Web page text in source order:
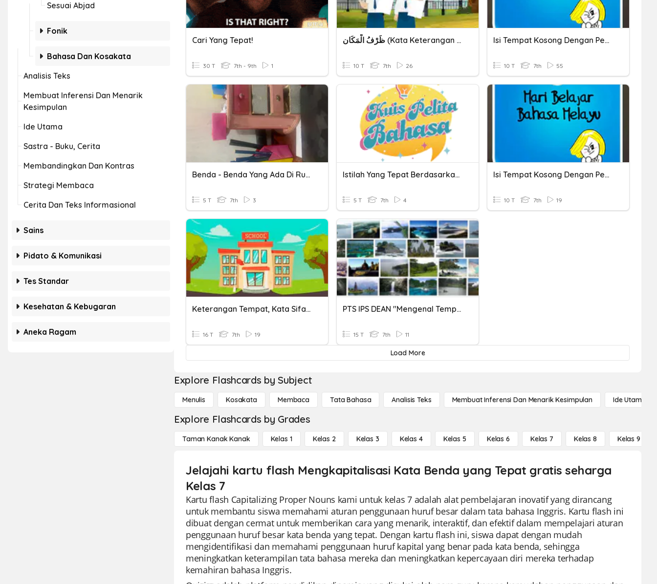
Sesuai Abjad
Fonik
Bahasa Dan Kosakata
Analisis Teks
Membuat Inferensi Dan Menarik
Kesimpulan
Ide Utama
Sastra - Buku, Cerita
Membandingkan Dan Kontras
Strategi Membaca
Cerita Dan Teks Informasional
Sains
Pidato & Komunikasi
Tes Standar
Kesehatan & Kebugaran
Aneka Ragam
Cari Yang Tepat!
30 T 7th - 9th 1
ظَرْفُ الْمَكَان (Kata Keterangan Tempat)
10 T 7th 26
Isi Tempat Kosong Dengan Perkataan Yang Sesuai
10 T 7th 55
Benda - Benda Yang Ada Di Ruang Tamu
5 T 7th 3
Istilah Yang Tepat Berdasarkan Maknanya
5 T 7th 4
Isi Tempat Kosong Dengan Perkataan Yang Sesuai
10 T 7th 19
Keterangan Tempat, Kata Sifat, Alat-Alat Di Sekolah
16 T 7th 19
PTS IPS DEAN "mengenal Tempat Wisata Yang Terkenal Di Indonesia
15 T 7th 11
Load More
Explore Flashcards by Subject
Menulis Kosakata Membaca Tata Bahasa Analisis Teks Membuat Inferensi Dan Menarik Kesimpulan Ide Utama
Explore Flashcards by Grades
Taman Kanak Kanak Kelas 1 Kelas 2 Kelas 3 Kelas 4 Kelas 5 Kelas 6 Kelas 7 Kelas 8 Kelas 9
Jelajahi kartu flash Mengkapitalisasi Kata Benda yang Tepat gratis seharga
Kelas 7
Kartu flash Capitalizing Proper Nouns kami untuk kelas 7 adalah alat pembelajaran inovatif yang dirancang
untuk membantu siswa memahami aturan penggunaan huruf besar dalam tata bahasa Inggris. Kartu flash ini
dibuat dengan cermat untuk memberikan cara yang menarik, interaktif, dan efektif dalam mempelajari aturan
penggunaan huruf besar kata benda yang tepat. Dengan kartu flash ini, siswa dapat dengan mudah
mengidentifikasi dan memahami penggunaan huruf kapital yang benar pada kata benda, sehingga
meningkatkan keterampilan tata bahasa mereka dan meningkatkan kepercayaan diri mereka terhadap
kemahiran bahasa Inggris.